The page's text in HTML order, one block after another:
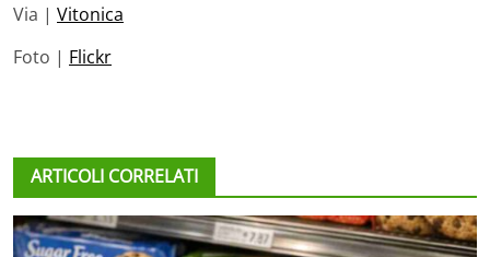
Via | Vitonica
Foto | Flickr
ARTICOLI CORRELATI